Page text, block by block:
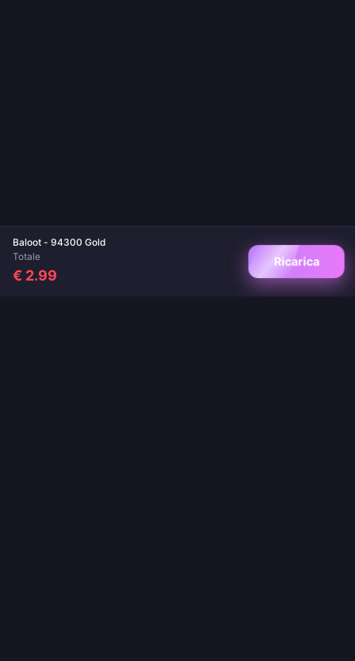
Baloot - 94300 Gold
Totale
€ 2.99
Ricarica